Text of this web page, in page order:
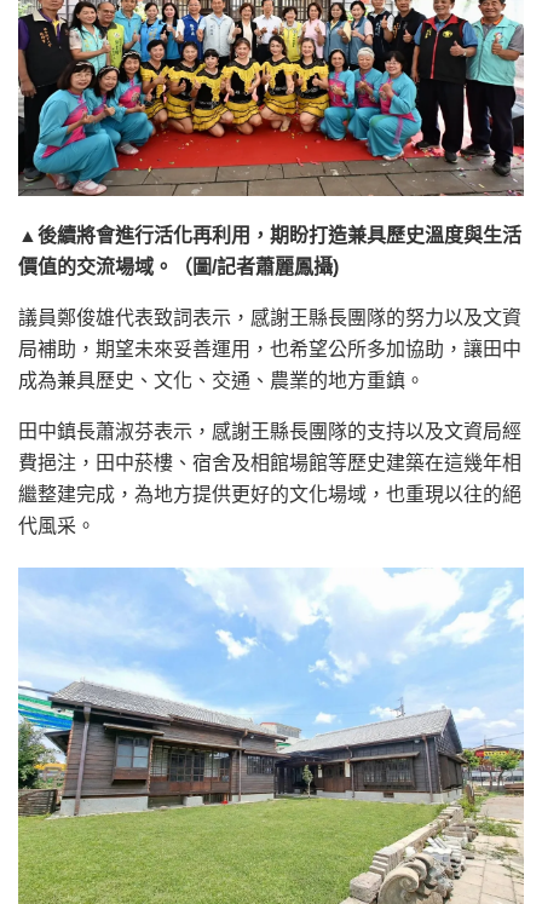
▲後續將會進行活化再利用，期盼打造兼具歷史溫度與生活
價值的交流場域。（圖/記者蕭麗鳳攝)
議員鄭俊雄代表致詞表示，感謝王縣長團隊的努力以及文資
局補助，期望未來妥善運用，也希望公所多加協助，讓田中
成為兼具歷史、文化、交通、農業的地方重鎮。
田中鎮長蕭淑芬表示，感謝王縣長團隊的支持以及文資局經
費挹注，田中菸樓、宿舍及相館場館等歷史建築在這幾年相
繼整建完成，為地方提供更好的文化場域，也重現以往的絕
代風采。